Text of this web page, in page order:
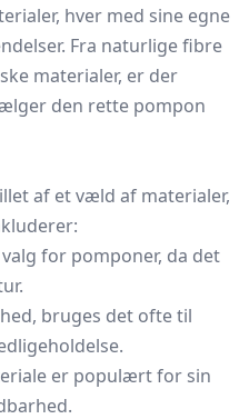
hver med sine egne
Fra naturlige fibre
materialer, er der
den rette pompon
af et væld af materialer,
for pomponer, da det
bruges det ofte til
er populært for sin